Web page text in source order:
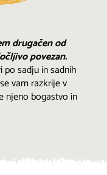
drugačen od
povezan.
sadju in sadnih
vam razkrije v
njeno bogastvo in